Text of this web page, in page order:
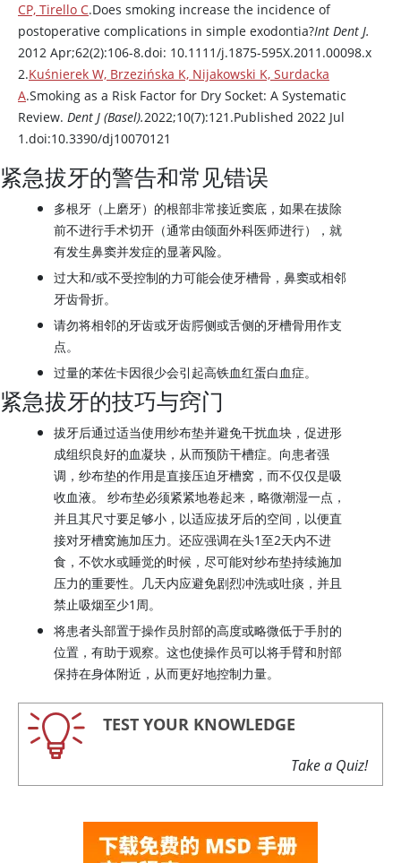
CP, Tirello C.Does smoking increase the incidence of
postoperative complications in simple exodontia?Int Dent J.
2012 Apr;62(2):106-8.doi: 10.1111/j.1875-595X.2011.00098.x
2.Kuśnierek W, Brzezińska K, Nijakowski K, Surdacka
A.Smoking as a Risk Factor for Dry Socket: A Systematic
Review. Dent J (Basel).2022;10(7):121.Published 2022 Jul
1.doi:10.3390/dj10070121
紧急拔牙的警告和常见错误
多根牙（上磨牙）的根部非常接近窦底，如果在拔除
前不进行手术切开（通常由颌面外科医师进行），就
有发生鼻窦并发症的显著风险。
过大和/或不受控制的力可能会使牙槽骨，鼻窦或相邻
牙齿骨折。
请勿将相邻的牙齿或牙齿腭侧或舌侧的牙槽骨用作支
点。
过量的苯佐卡因很少会引起高铁血红蛋白血症。
紧急拔牙的技巧与窍门
拔牙后通过适当使用纱布垫并避免干扰血块，促进形
成组织良好的血凝块，从而预防干槽症。向患者强
调，纱布垫的作用是直接压迫牙槽窝，而不仅仅是吸
收血液。 纱布垫必须紧紧地卷起来，略微潮湿一点，
并且其尺寸要足够小，以适应拔牙后的空间，以便直
接对牙槽窝施加压力。还应强调在头1至2天内不进
食，不饮水或睡觉的时候，尽可能对纱布垫持续施加
压力的重要性。几天内应避免剧烈冲洗或吐痰，并且
禁止吸烟至少1周。
将患者头部置于操作员肘部的高度或略微低于手肘的
位置，有助于观察。这也使操作员可以将手臂和肘部
保持在身体附近，从而更好地控制力量。
TEST YOUR KNOWLEDGE
Take a Quiz!